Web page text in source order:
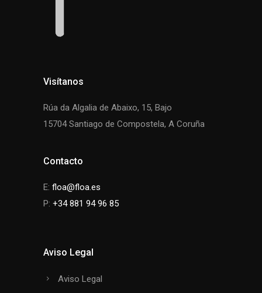
Visítanos
Rúa da Algalia de Abaixo, 15, Bajo
15704 Santiago de Compostela, A Coruña
Contacto
E: floa@floa.es
P: +34 881 94 96 85
Aviso Legal
Aviso Legal